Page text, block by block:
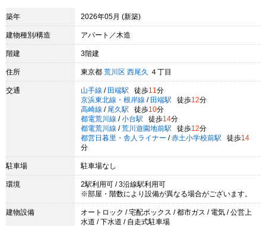
築年 2026年05月 (新築)
建物種別/構造 アパート／木造
階建 3階建
住所 東京都 荒川区 西尾久 ４丁目
交通 山手線 / 田端駅 徒歩11 分
京浜東北線・根岸線 / 田端駅 徒歩12分
高崎線 / 尾久駅 徒歩10分
都電荒川線 / 小台駅 徒歩14分
都電荒川線 / 荒川遊園地前駅 徒歩12分
都営日暮里・舎人ライナー / 赤土小学校前駅 徒歩14
分
駐車場 駐車場なし
環境
2駅利用可 / 3沿線駅利用可
※部屋・階数により設備が異なる場合がございます。
建物設備
オートロック / 宅配ボックス / 都市ガス / 電気 / 公営上
水道 / 下水道 / 自走式駐車場